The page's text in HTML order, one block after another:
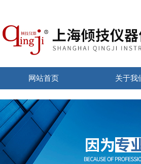
网站首页 关于我